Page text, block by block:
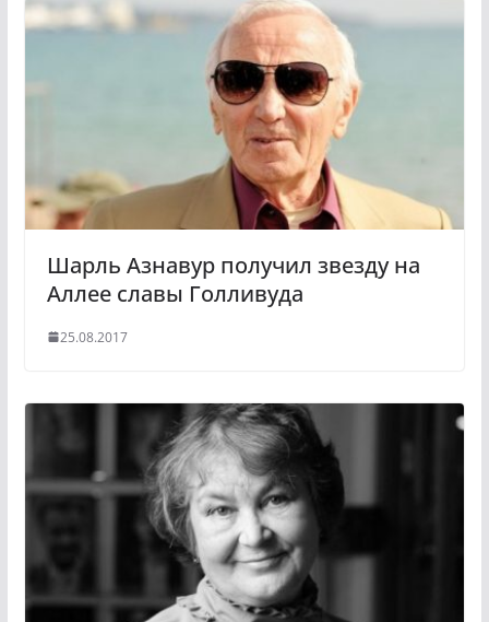
a
k
r
a
Шарль Азнавур получил звезду на
Аллее славы Голливуда
25.08.2017